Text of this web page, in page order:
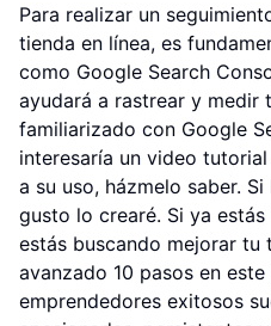
Para realizar un
tienda en línea, es
como Google Search
ayudará a rastrear y medir
familiarizado con Google
interesaría un video
a su uso, házmelo saber.
gusto lo crearé. Si ya
estás buscando mejorar tu
avanzado 10 pasos en
emprendedores exitosos